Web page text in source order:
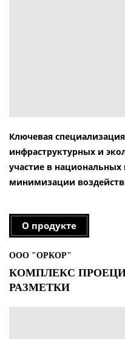
Ключевая
инфраструктурных и
участие в
минимизации
О продукте
ООО "ОРКОР"
КОМПЛЕКС
РАЗМЕТКИ